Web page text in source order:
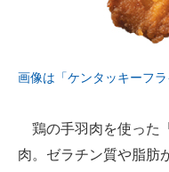
画像は「ケンタッキーフ
鶏の手羽肉を使った
肉。ゼラチン質や脂肪